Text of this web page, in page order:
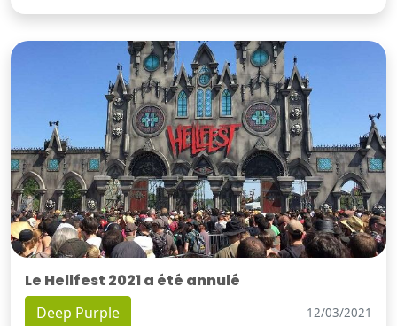
Le Hellfest 2021 a été annulé
Deep Purple 12/03/2021